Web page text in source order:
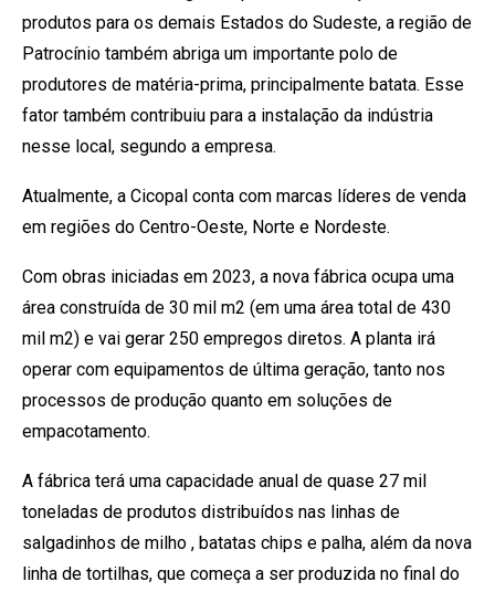
produtos para os demais Estados do Sudeste, a região de
Patrocínio também abriga um importante polo de
produtores de matéria-prima, principalmente batata. Esse
fator também contribuiu para a instalação da indústria
nesse local, segundo a empresa.
Atualmente, a Cicopal conta com marcas líderes de venda
em regiões do Centro-Oeste, Norte e Nordeste.
Com obras iniciadas em 2023, a nova fábrica ocupa uma
área construída de 30 mil m2 (em uma área total de 430
mil m2) e vai gerar 250 empregos diretos. A planta irá
operar com equipamentos de última geração, tanto nos
processos de produção quanto em soluções de
empacotamento.
A fábrica terá uma capacidade anual de quase 27 mil
toneladas de produtos distribuídos nas linhas de
salgadinhos de milho , batatas chips e palha, além da nova
linha de tortilhas, que começa a ser produzida no final do